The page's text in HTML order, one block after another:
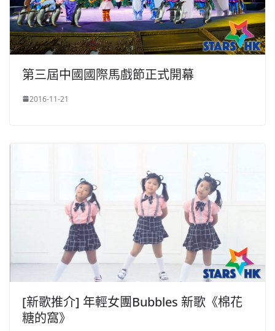
第三屆中國國際馬戲節正式開幕
2016-11-21
[新歌推介] 年輕女團Bubbles 新歌《棉花
糖的窩》